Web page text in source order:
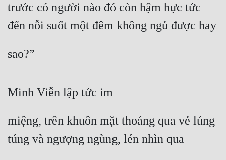
Khoa Huyễn
Khoa Huyễn Không Gian
Kinh Dị
Kỳ Huyễn
Linh Dị
trước có người nào đó còn hậm hực tức
đến nỗi suốt một đêm không ngủ được hay
sao?”
Minh Viễn lập tức im
miệng, trên khuôn mặt thoáng qua vẻ lúng
túng và ngượng ngùng, lén nhìn qua